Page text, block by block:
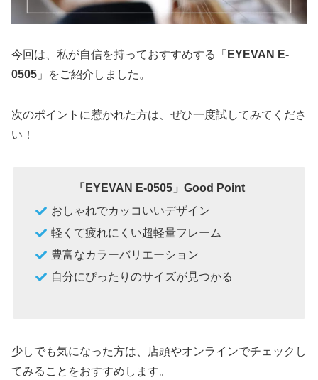
今回は、私が自信を持っておすすめする「 EYEVAN E-
0505 」をご紹介しました。
次のポイントに惹かれた方は、ぜひ一度試してみてくださ
い！
「EYEVAN E-0505」Good Point
おしゃれでカッコいいデザイン
軽くて疲れにくい超軽量フレーム
豊富なカラーバリエーション
自分にぴったりのサイズが見つかる
少しでも気になった方は、店頭やオンラインでチェックし
てみることをおすすめします。